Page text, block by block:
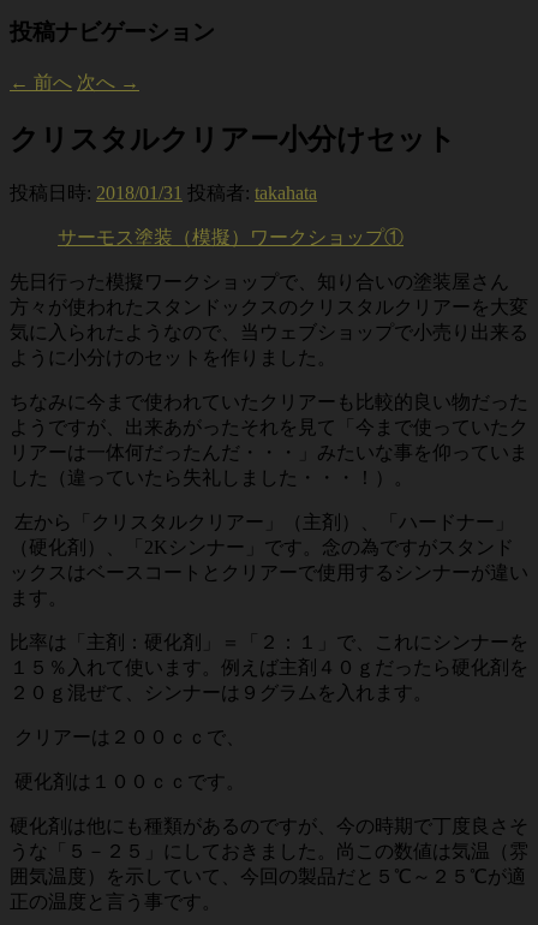
投稿ナビゲーション
← 前へ 次へ →
クリスタルクリアー小分けセット
投稿日時: 2018/01/31 投稿者: takahata
サーモス塗装（模擬）ワークショップ①
先日行った模擬ワークショップで、知り合いの塗装屋さん
方々が使われたスタンドックスのクリスタルクリアーを大変
気に入られたようなので、当ウェブショップで小売り出来る
ように小分けのセットを作りました。
ちなみに今まで使われていたクリアーも比較的良い物だった
ようですが、出来あがったそれを見て「今まで使っていたク
リアーは一体何だったんだ・・・」みたいな事を仰っていま
した（違っていたら失礼しました・・・！）。
左から「クリスタルクリアー」（主剤）、「ハードナー」
（硬化剤）、「2Kシンナー」です。念の為ですがスタンド
ックスはベースコートとクリアーで使用するシンナーが違い
ます。
比率は「主剤：硬化剤」＝「２：１」で、これにシンナーを
１５％入れて使います。例えば主剤４０ｇだったら硬化剤を
２０ｇ混ぜて、シンナーは９グラムを入れます。
クリアーは２００ｃｃで、
硬化剤は１００ｃｃです。
硬化剤は他にも種類があるのですが、今の時期で丁度良さそ
うな「５－２５」にしておきました。尚この数値は気温（雰
囲気温度）を示していて、今回の製品だと５℃～２５℃が適
正の温度と言う事です。